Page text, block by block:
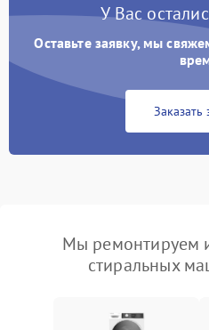
У Вас
Оставьте заявку, мы
Заказать
Мы ремонтируем
стиральных